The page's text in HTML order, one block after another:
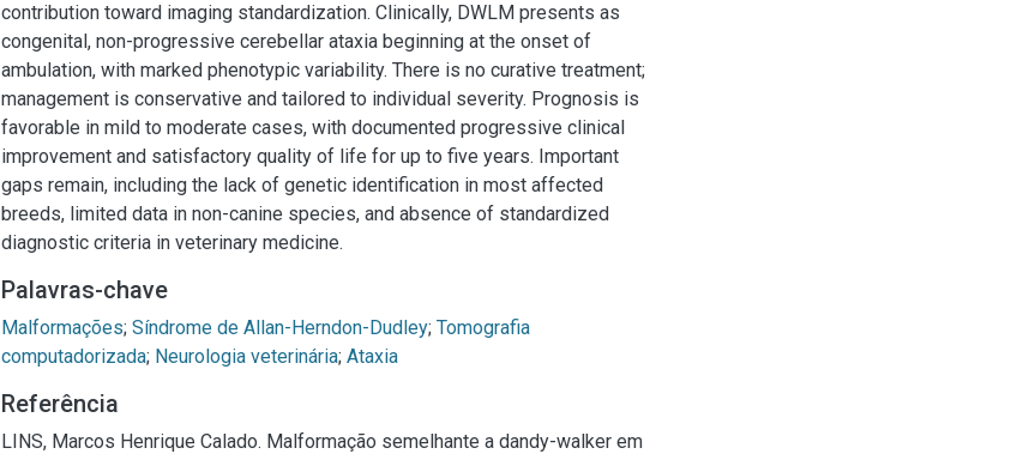
contribution toward imaging standardization. Clinically, DWLM presents as
congenital, non-progressive cerebellar ataxia beginning at the onset of
ambulation, with marked phenotypic variability. There is no curative treatment;
management is conservative and tailored to individual severity. Prognosis is
favorable in mild to moderate cases, with documented progressive clinical
improvement and satisfactory quality of life for up to five years. Important
gaps remain, including the lack of genetic identification in most affected
breeds, limited data in non-canine species, and absence of standardized
diagnostic criteria in veterinary medicine.
Palavras-chave
Malformações; Síndrome de Allan-Herndon-Dudley; Tomografia
computadorizada; Neurologia veterinária; Ataxia
Referência
LINS, Marcos Henrique Calado. Malformação semelhante a dandy-walker em